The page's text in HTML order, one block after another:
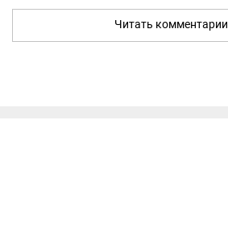
Читать комментарии